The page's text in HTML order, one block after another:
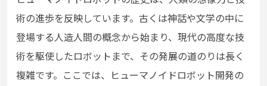
術の進歩を反映しています。古くは神話や文学の中に
登場する人造人間の概念から始まり、現代の高度な技
術を駆使したロボットまで、その発展の道のりは長く
複雑です。ここでは、ヒューマノイドロボット開発の